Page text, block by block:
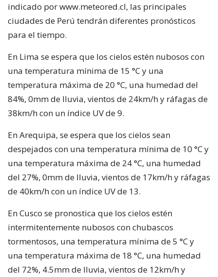
indicado por www.meteored.cl, las principales
ciudades de Perú tendrán diferentes pronósticos
para el tiempo.
En Lima se espera que los cielos estén nubosos con
una temperatura mínima de 15 °C y una
temperatura máxima de 20 °C, una humedad del
84%, 0mm de lluvia, vientos de 24km/h y ráfagas de
38km/h con un índice UV de 9.
En Arequipa, se espera que los cielos sean
despejados con una temperatura mínima de 10 °C y
una temperatura máxima de 24 °C, una humedad
del 27%, 0mm de lluvia, vientos de 17km/h y ráfagas
de 40km/h con un índice UV de 13.
En Cusco se pronostica que los cielos estén
intermitentemente nubosos con chubascos
tormentosos, una temperatura mínima de 5 °C y
una temperatura máxima de 18 °C, una humedad
del 72%, 4.5mm de lluvia, vientos de 12km/h y